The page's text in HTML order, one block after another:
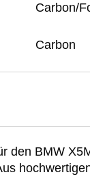
Carbon/
Carbon
den BMW